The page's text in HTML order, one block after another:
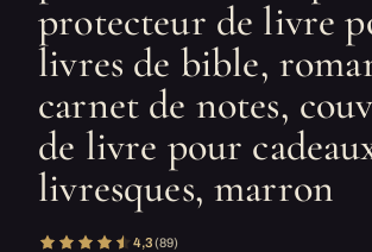
protecteur de livre
livres de bible,
carnet de notes,
de livre pour
livresques, marron
4,3(89)